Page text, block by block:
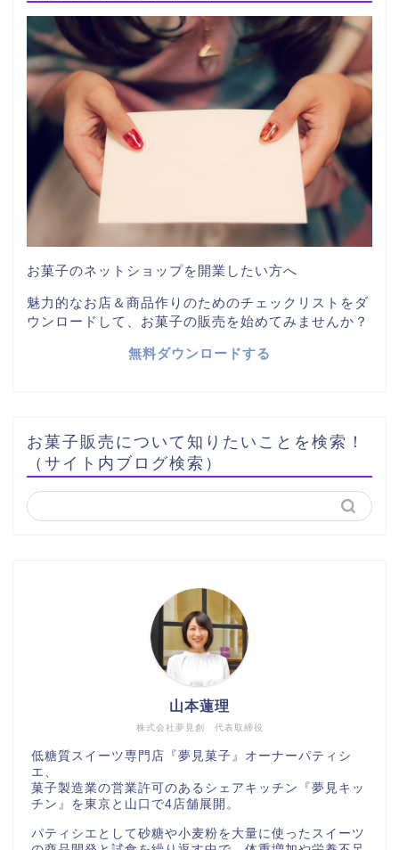
お菓子のネットショップを開業したい方へ
魅力的なお店＆商品作りのためのチェックリストをダ
ウンロードして、お菓子の販売を始めてみませんか？
無料ダウンロードする
お菓子販売について知りたいことを検索！
（サイト内ブログ検索）
株式会社夢見創 代表取締役
山本蓮理
低糖質スイーツ専門店『夢見菓子』オーナーパティシ
エ、
菓子製造業の営業許可のあるシェアキッチン『夢見キッ
チン』を東京と山口で4店舗展開。
パティシエとして砂糖や小麦粉を大量に使ったスイーツ